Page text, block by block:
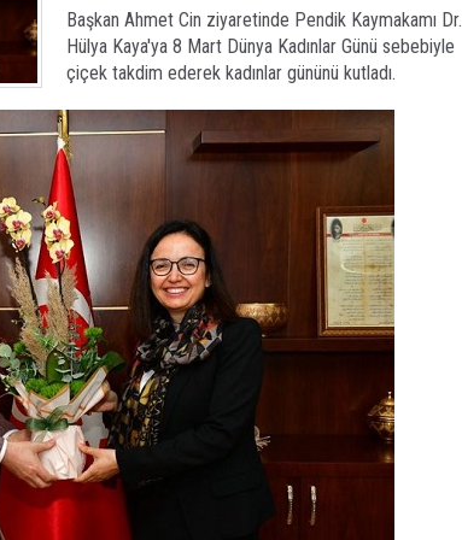
Başkan Ahmet Cin ziyaretinde Pendik Kaymakamı Dr.
Hülya Kaya'ya 8 Mart Dünya Kadınlar Günü sebebiyle
çiçek takdim ederek kadınlar gününü kutladı.